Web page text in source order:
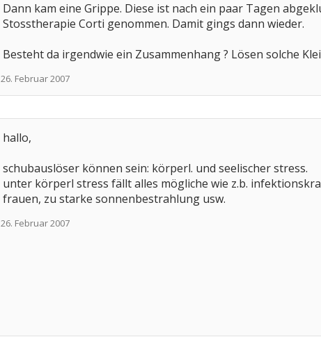
Dann kam eine Grippe. Diese ist nach ein paar Tagen
Stosstherapie Corti genommen. Damit gings dann wieder.
Besteht da irgendwie ein Zusammenhang ? Lösen solche
26. Februar 2007
hallo,
schubauslöser können sein: körperl. und seelischer stress.
unter körperl stress fällt alles mögliche wie z.b.
frauen, zu starke sonnenbestrahlung usw.
26. Februar 2007